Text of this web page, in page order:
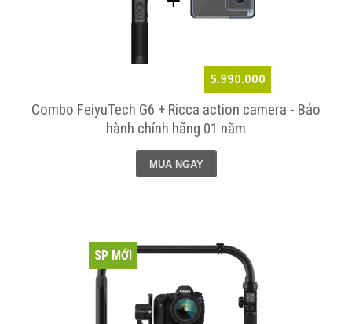
5.990.000
Combo FeiyuTech G6 + Ricca action camera - Bảo
hành chính hãng 01 năm
MUA NGAY
SP MỚI